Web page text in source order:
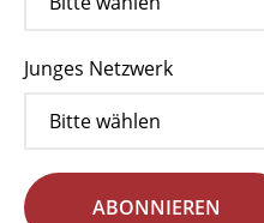
Junges Netzwerk
ABONNIEREN